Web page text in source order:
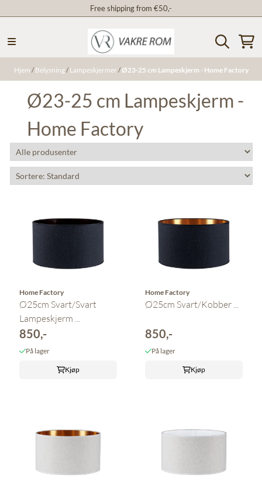
Free shipping from €50,-
Hjem /Belysning/Lampeskjermer /Ø23-25 cm Lampeskjerm - Home Factory
Ø23-25 cm Lampeskjerm -
Home Factory
Home Factory
Ø25cm Svart/Svart
Lampeskjerm ...
850,-
På lager
Kjøp
Home Factory
Ø25cm Svart/Kobber ...
850,-
På lager
Kjøp